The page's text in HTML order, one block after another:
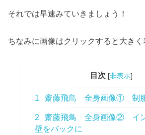
それでは早速みていきましょう！
ちなみに画像はクリックすると大きく
目次 [非表示]
1 齋藤飛鳥 全身画像① 制
2
齋藤飛鳥 全身画像② イ
壁をバックに